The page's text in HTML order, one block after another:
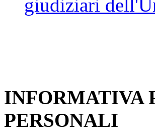
giudiziari
INFORMATIVA
PERSONALI